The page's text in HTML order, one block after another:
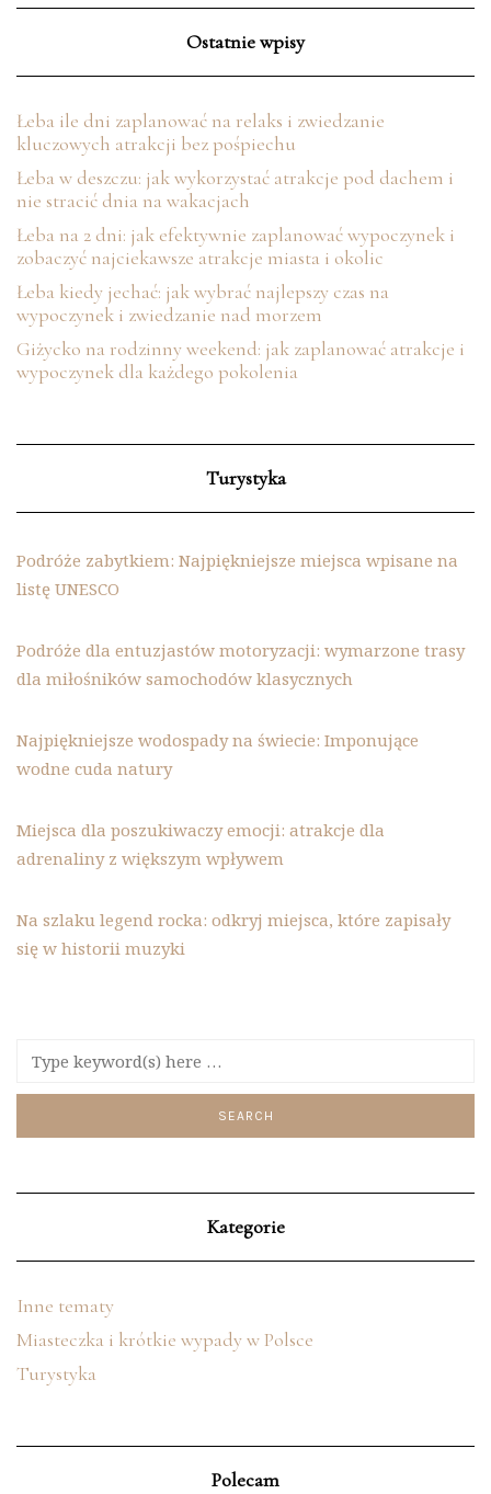
Ostatnie wpisy
Łeba ile dni zaplanować na relaks i zwiedzanie
kluczowych atrakcji bez pośpiechu
Łeba w deszczu: jak wykorzystać atrakcje pod dachem i
nie stracić dnia na wakacjach
Łeba na 2 dni: jak efektywnie zaplanować wypoczynek i
zobaczyć najciekawsze atrakcje miasta i okolic
Łeba kiedy jechać: jak wybrać najlepszy czas na
wypoczynek i zwiedzanie nad morzem
Giżycko na rodzinny weekend: jak zaplanować atrakcje i
wypoczynek dla każdego pokolenia
Turystyka
Podróże zabytkiem: Najpiękniejsze miejsca wpisane na
listę UNESCO
Podróże dla entuzjastów motoryzacji: wymarzone trasy
dla miłośników samochodów klasycznych
Najpiękniejsze wodospady na świecie: Imponujące
wodne cuda natury
Miejsca dla poszukiwaczy emocji: atrakcje dla
adrenaliny z większym wpływem
Na szlaku legend rocka: odkryj miejsca, które zapisały
się w historii muzyki
Kategorie
Inne tematy
Miasteczka i krótkie wypady w Polsce
Turystyka
Polecam